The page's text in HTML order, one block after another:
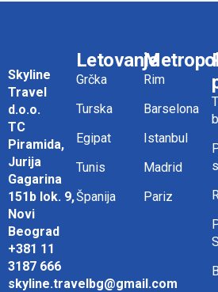
Skyline
Travel
d.o.o.
TC
Piramida,
Jurija
Gagarina
151b lok. 9,
Novi
Beograd
+381 11
3187 666
skyline.travelbg@gmail.com
Letovanje
Grčka
Turska
Egipat
Tunis
Španija
Rim
Barselona
Istanbul
Madrid
Pariz